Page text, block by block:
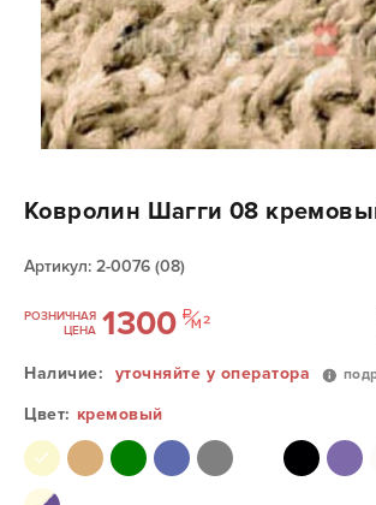
Ковролин Шагги 08
Артикул: 2-0076 (08)
РОЗНИЧНАЯ
ЦЕНА 1300
Наличие: уточняйте у оператора
Цвет: кремовый